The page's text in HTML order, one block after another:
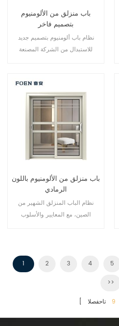
باب منزلق من الألومنيوم
بتصميم فاخر
نظام باب ألومنيوم بتصميم جديد
للاستبدال من الشركة المصنعة
باب منزلق من الألومنيوم باللون
الرمادي
نظام الباب المنزلق الشهير من
الصين، مع المعايير والأسلوب
1 2 3 4 5
>>
9